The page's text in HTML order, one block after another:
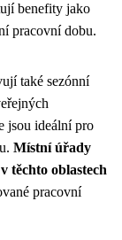
benefity jako
pracovní dobu.
také sezónní
jsou ideální pro
Místní úřady
těchto oblastech
pracovní